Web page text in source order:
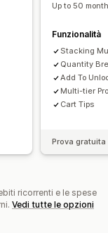
Up to 50
Funzionalità
Stacking
Quantity
Add To
Multi-tier
Cart Tips
Prova
ricorrenti e le spese
Vedi tutte le opzioni